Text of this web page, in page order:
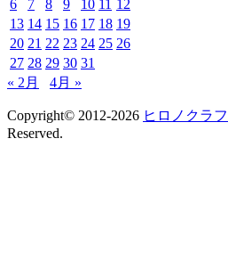
6
7 8 9 10 11 12
13 14 15 16 17 18 19
20 21 22 23 24 25 26
27 28 29 30 31
« 2月
4月 »
Copyright© 2012-2026 ヒロノクラ
Reserved.